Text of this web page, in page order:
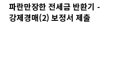
파란만장한 전세금 반환기 -
강제경매(2) 보정서 제출